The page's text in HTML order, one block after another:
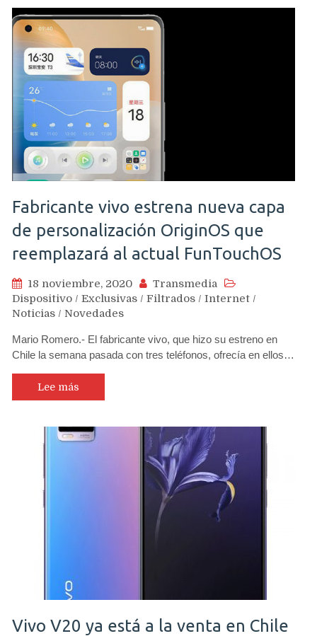
Fabricante vivo estrena nueva capa
de personalización OriginOS que
reemplazará al actual FunTouchOS
18 noviembre, 2020
Transmedia
Dispositivo / Exclusivas / Filtrados / Internet /
Noticias / Novedades
Mario Romero.- El fabricante vivo, que hizo su estreno en
Chile la semana pasada con tres teléfonos, ofrecía en ellos…
Lee más
Vivo V20 ya está a la venta en Chile